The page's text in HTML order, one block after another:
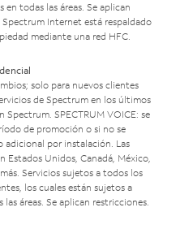
todas las áreas. Se aplican
Internet está respaldado
mediante una red HFC.
solo para nuevos clientes
de Spectrum en los últimos
SPECTRUM VOICE: se
de promoción o si no se
adicional por instalación. Las
Estados Unidos, Canadá, México,
Servicios sujetos a todos los
los cuales están sujetos a
áreas. Se aplican restricciones.